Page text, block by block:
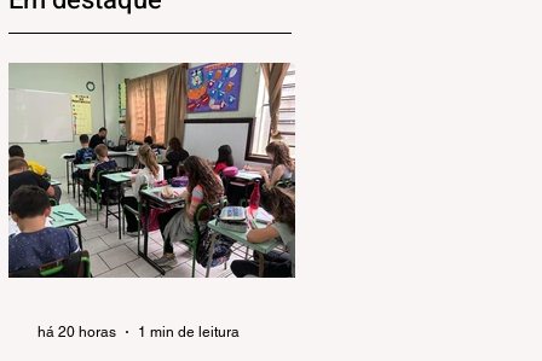
há 20 horas 1 min de leitura